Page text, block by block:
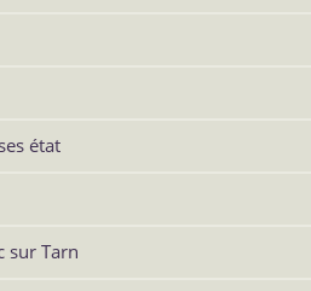
état
sur Tarn